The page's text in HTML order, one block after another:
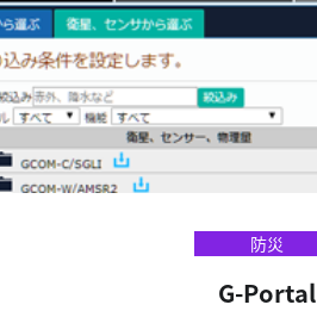
防災
G-Portal